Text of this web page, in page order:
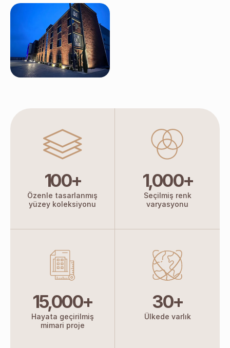
100+
Özenle tasarlanmış
yüzey koleksiyonu
1,000+
Seçilmiş renk
varyasyonu
15,000+
Hayata geçirilmiş
mimari proje
30+
Ülkede varlık